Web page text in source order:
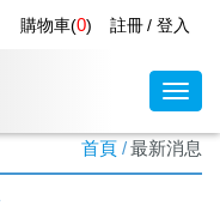
註冊 登入
購物車(0)
首頁 最新消息